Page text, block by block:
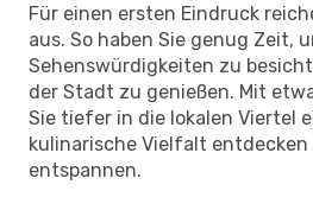
Für einen ersten Eindruck
aus. So haben Sie genug Zeit,
Sehenswürdigkeiten zu
der Stadt zu genießen. Mit
Sie tiefer in die lokalen Viertel
kulinarische Vielfalt entdecken
entspannen.